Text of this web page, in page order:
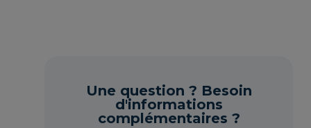
Une question ? Besoin
d'informations
complémentaires ?